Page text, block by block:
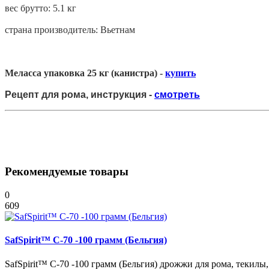
вес брутто: 5.1 кг
страна производитель: Вьетнам
Меласса упаковка 25 кг (канистра) - купить
Рецепт для рома, инструкция - смотреть
Рекомендуемые товары
0
609
SafSpirit™ C-70 -100 грамм (Бельгия)
SafSpirit™ C-70 -100 грамм (Бельгия) дрожжи для рома, текилы,